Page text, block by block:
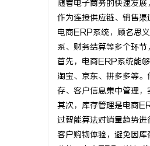
随着电子商务的快速发
作为连接供应链、销售渠
电商ERP系统，顾名思
系、财务结算等多个环节
首先，电商ERP系统能
淘宝、京东、拼多多等
存、客户信息集中管理，
其次，库存管理是电商
过智能算法对销量趋势
客户购物体验，避免因库